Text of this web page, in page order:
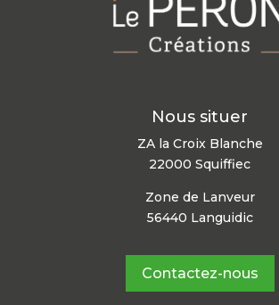
Nous situer
ZA la Croix Blanche
22000 Squiffiec
Zone de Lanveur
56440 Languidic
Contactez-nous